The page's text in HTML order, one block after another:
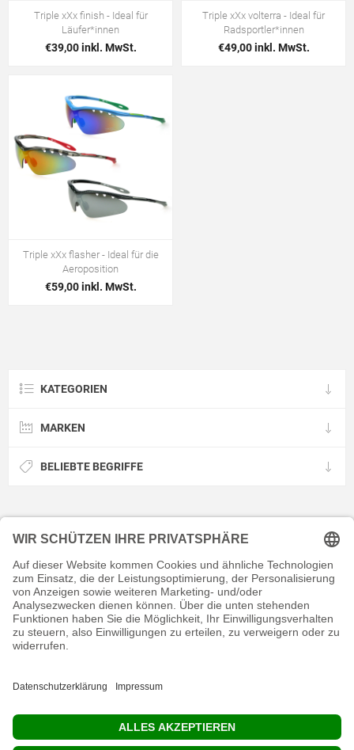
Triple xXx finish - Ideal für
Läufer*innen
€39,00 inkl. MwSt.
Triple xXx volterra - Ideal für
Radsportler*innen
€49,00 inkl. MwSt.
Triple xXx flasher - Ideal für die
Aeroposition
€59,00 inkl. MwSt.
KATEGORIEN
MARKEN
BELIEBTE BEGRIFFE
KONTAKT
RECHTLICHES
INFORMATIVES
MEIN KONTO